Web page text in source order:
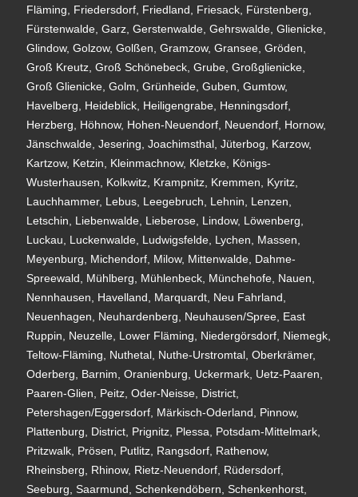
Fläming, Friedersdorf, Friedland, Friesack, Fürstenberg,
Fürstenwalde, Garz, Gerstenwalde, Gehrswalde, Glienicke,
Glindow, Golzow, Golßen, Gramzow, Gransee, Gröden,
Groß Kreutz, Groß Schönebeck, Grube, Großglienicke,
Groß Glienicke, Golm, Grünheide, Guben, Gumtow,
Havelberg, Heideblick, Heiligengrabe, Henningsdorf,
Herzberg, Höhnow, Hohen-Neuendorf, Neuendorf, Hornow,
Jänschwalde, Jesering, Joachimsthal, Jüterbog, Karzow,
Kartzow, Ketzin, Kleinmachnow, Kletzke, Königs-
Wusterhausen, Kolkwitz, Krampnitz, Kremmen, Kyritz,
Lauchhammer, Lebus, Leegebruch, Lehnin, Lenzen,
Letschin, Liebenwalde, Lieberose, Lindow, Löwenberg,
Luckau, Luckenwalde, Ludwigsfelde, Lychen, Massen,
Meyenburg, Michendorf, Milow, Mittenwalde, Dahme-
Spreewald, Mühlberg, Mühlenbeck, Münchehofe, Nauen,
Nennhausen, Havelland, Marquardt, Neu Fahrland,
Neuenhagen, Neuhardenberg, Neuhausen/Spree, East
Ruppin, Neuzelle, Lower Fläming, Niedergörsdorf, Niemegk,
Teltow-Fläming, Nuthetal, Nuthe-Urstromtal, Oberkrämer,
Oderberg, Barnim, Oranienburg, Uckermark, Uetz-Paaren,
Paaren-Glien, Peitz, Oder-Neisse, District,
Petershagen/Eggersdorf, Märkisch-Oderland, Pinnow,
Plattenburg, District, Prignitz, Plessa, Potsdam-Mittelmark,
Pritzwalk, Prösen, Putlitz, Rangsdorf, Rathenow,
Rheinsberg, Rhinow, Rietz-Neuendorf, Rüdersdorf,
Seeburg, Saarmund, Schenkendöbern, Schenkenhorst,